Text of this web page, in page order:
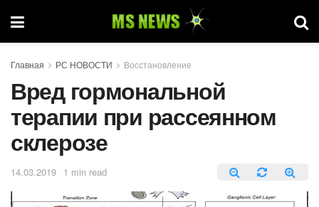
Главная РС НОВОСТИ Восстановление
Вред гормональной
терапии при рассеянном
склерозе
14.03.2019 1 min read